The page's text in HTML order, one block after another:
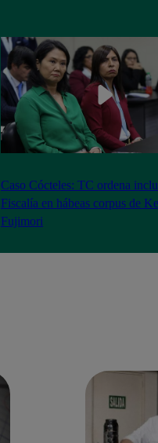
Caso Cócteles: TC ordena
Fiscalía en hábeas corpus de
Fujimori